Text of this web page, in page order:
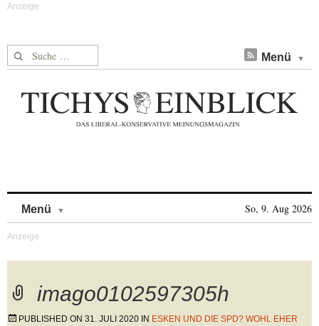
Suche nach: Menü
Menü So, 9. Aug 2026
imago0102597305h
PUBLISHED ON 31. JULI 2020 IN ESKEN UND DIE SPD? WOHL EHER